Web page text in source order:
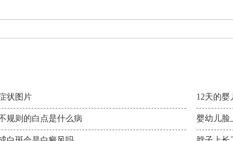
状图片
规则的白点是什么病
12天的婴
婴幼儿脸